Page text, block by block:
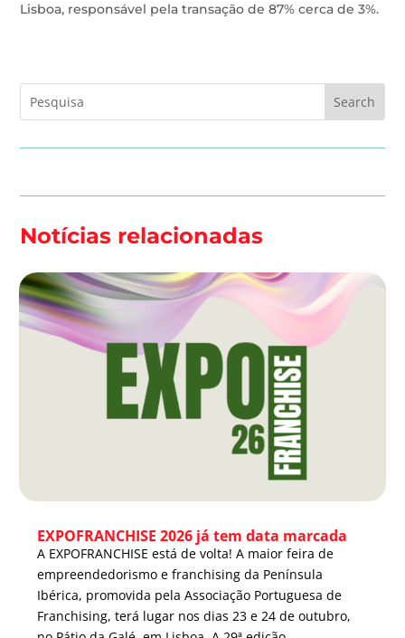
Lisboa, responsável pela transação de 87% cerca de 3%.
Notícias relacionadas
EXPOFRANCHISE 2026 já tem data marcada
A EXPOFRANCHISE está de volta! A maior feira de
empreendedorismo e franchising da Península
Ibérica, promovida pela Associação Portuguesa de
Franchising, terá lugar nos dias 23 e 24 de outubro,